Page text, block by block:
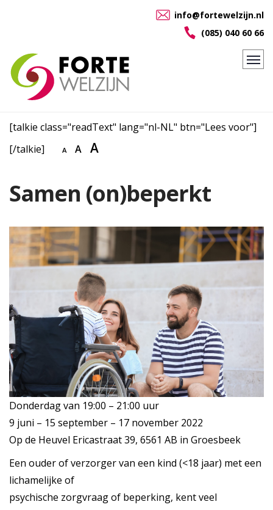
info@fortewelzijn.nl
(085) 040 60 66
[talkie class="readText" lang="nl-NL" btn="Lees voor"]
[/talkie]
A A A
Samen (on)beperkt
Donderdag van 19:00 – 21:00 uur
9 juni – 15 september – 17 november 2022
Op de Heuvel Ericastraat 39, 6561 AB in Groesbeek
Een ouder of verzorger van een kind (<18 jaar) met een
lichamelijke of
psychische zorgvraag of beperking, kent veel